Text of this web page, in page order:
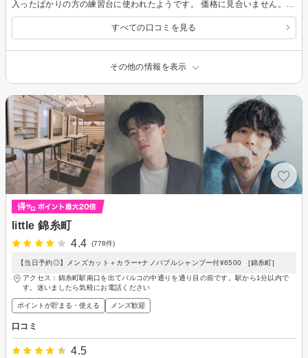
すべての口コミを見る
その他の情報を表示
little 錦糸町
4.4
(778件)
【当日予約◎】メンズカット＋カラー+ナノバブルシャンプー付¥6500 [錦糸町]
アクセス：錦糸町駅南口を出てパルコの中通りを通り目の前です。駅から1分以内で
す。迷いましたら気軽にお電話ください
ポイントが貯まる・使える メンズ歓迎
口コミ
4.5